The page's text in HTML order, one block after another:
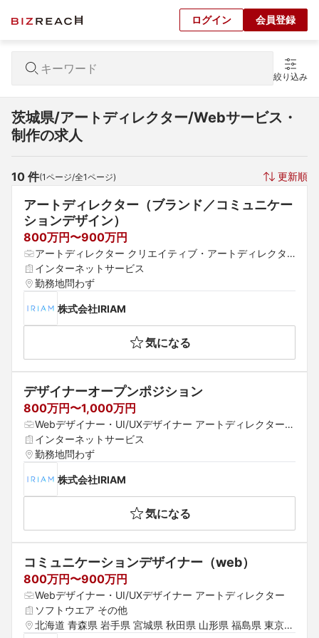
ログイン 会員登録
絞り込み
茨城県/アートディレクター/Webサービス・
制作の求人
10 件(1ページ/全1ページ) 更新順
アートディレクター（ブランド／コミュニケー
ションデザイン）
800万円〜900万円
アートディレクター クリエイティブ・アートディレクタ
ー デザイナー
インターネットサービス
勤務地問わず
株式会社IRIAM
気になる
デザイナーオープンポジション
800万円〜1,000万円
Webデザイナー・UI/UXデザイナー アートディレクター
ゲームデザイナー
インターネットサービス
勤務地問わず
株式会社IRIAM
気になる
コミュニケーションデザイナー（web）
800万円〜900万円
Webデザイナー・UI/UXデザイナー アートディレクター
ソフトウエア その他
北海道 青森県 岩手県 宮城県 秋田県 山形県 福島県 東京都